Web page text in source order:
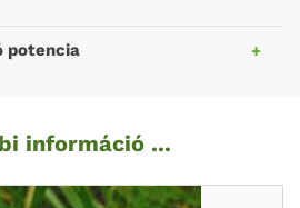
potencia
információ ...